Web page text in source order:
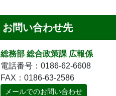
お問い合わせ先
総務部 総合政策課 広報係
電話番号：0186-62-6608
FAX：0186-63-2586
メールでのお問い合わせ